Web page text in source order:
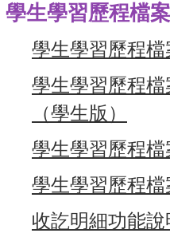
學生學習歷程檔
學生學習歷程檔
學生學習歷程
（學生版）
學生學習歷程檔
學生學習歷程檔
收訖明細功能說